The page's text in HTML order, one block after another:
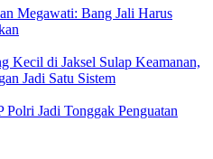
Megawati: Bang Jali Harus
di Jaksel Sulap Keamanan,
Jadi Satu Sistem
Jadi Tonggak Penguatan